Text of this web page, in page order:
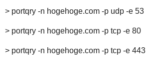
> portqry -n hogehoge.com -p udp -e 53
> portqry -n hogehoge.com -p tcp -e 80
> portqry -n hogehoge.com -p tcp -e 443